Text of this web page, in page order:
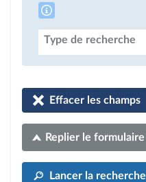
Type de recherche
Effacer les champs
Replier le formulaire
Lancer la recherche